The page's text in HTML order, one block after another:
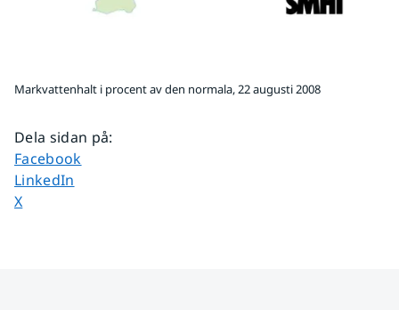
Markvattenhalt i procent av den normala, 22 augusti 2008
Dela sidan på:
Dela sidan på
Facebook
Dela sidan på
LinkedIn
Dela sidan på
X